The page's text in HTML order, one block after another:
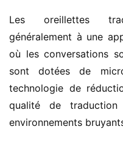
Les oreillettes
généralement à une
où les conversations
sont dotées de
technologie de
qualité de
environnements